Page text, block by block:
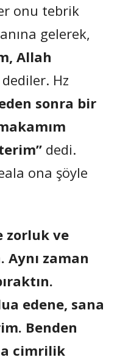
onu tebrik
gelerek,
Allah
dediler. Hz
sonra bir
dedi.
ona şöyle
zorluk ve
Aynı zaman
edene, sana
Benden
cimrilik